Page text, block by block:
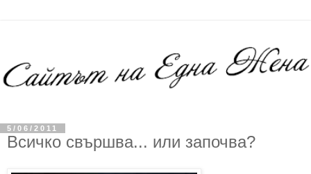
5/06/2011
Всичко свършва... или започва?